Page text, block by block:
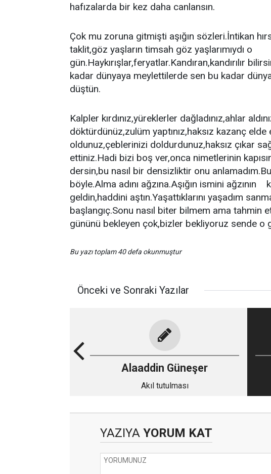
hafızalarda bir kez daha canlansın.
Çok mu zoruna gitmişti aşığın sözleri.İntikan
taklit,göz yaşların timsah göz yaşlarımıydı o
gün.Haykırışlar,feryatlar.Kandıran,kandırılır
kadar dünyaya meylettilerde sen bu kadar
düştün.
Kalpler kırdınız,yüreklerler dağladınız,ahlar
döktürdünüz,zulüm yaptınız,haksız kazanç
oldunuz,çeblerinizi doldurdunuz,haksız çıkar
ettiniz.Hadi bizi boş ver,onca nimetlerinin
dersin,bu nasıl bir densizliktir onu
böyle.Alma adını ağzına.Aşığın ismini
geldin,haddini aştın.Yaşattıklarını yaşadım
başlangıç.Sonu nasıl biter bilmem ama tahmin
gününü bekleyen çok,bizler bekliyoruz sende o
Bu yazı toplam 40 defa okunmuştur
Önceki ve Sonraki Yazılar
Alaaddin Güneşer
Akıl tutulması
YAZIYA YORUM KAT